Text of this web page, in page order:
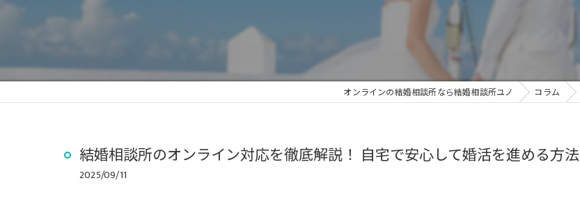
オンラインの結婚相談所なら結婚相談所ユノ コラム
結婚相談所のオンライン対応を徹底解説！ 自宅で安心して婚活を進める方法
2025/09/11